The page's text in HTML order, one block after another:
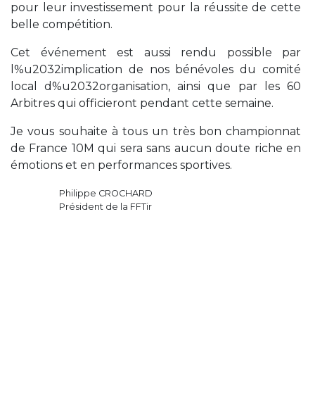
pour leur investissement pour la réussite de cette
belle compétition.
Cet événement est aussi rendu possible par
l%u2032implication de nos bénévoles du comité
local d%u2032organisation, ainsi que par les 60
Arbitres qui officieront pendant cette semaine.
Je vous souhaite à tous un très bon championnat
de France 10M qui sera sans aucun doute riche en
émotions et en performances sportives.
Philippe CROCHARD
Président de la FFTir